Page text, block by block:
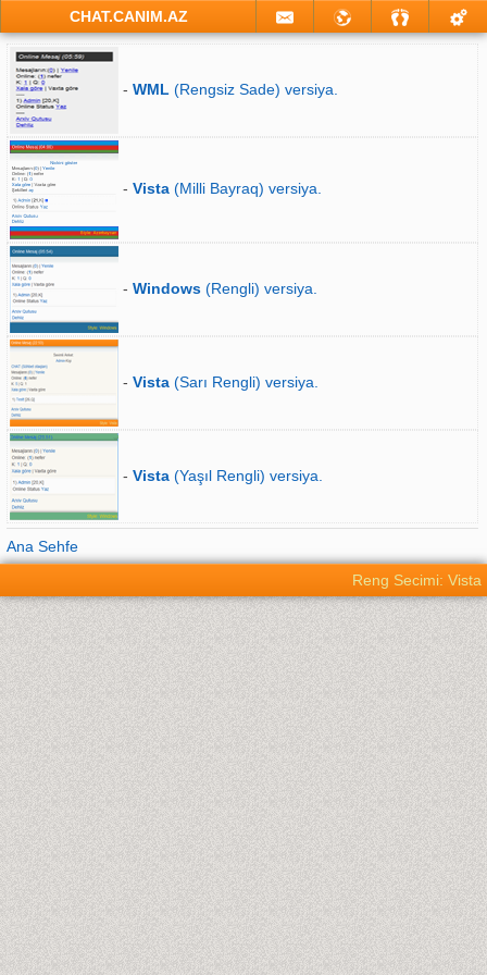
CHAT.CANIM.AZ
- WML (Rengsiz Sade) versiya.
- Vista (Milli Bayraq) versiya.
- Windows (Rengli) versiya.
- Vista (Sarı Rengli) versiya.
- Vista (Yaşıl Rengli) versiya.
Ana Sehfe
Reng Secimi: Vista